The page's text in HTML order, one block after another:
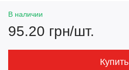
В наличии
95.20 грн/шт.
Купить